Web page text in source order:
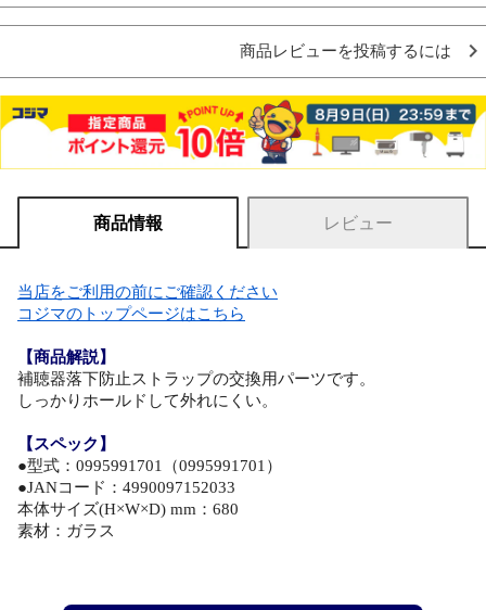
商品レビューを投稿するには
商品情報 レビュー
当店をご利用の前にご確認ください
コジマのトップページはこちら
【商品解説】
補聴器落下防止ストラップの交換用パーツです。
しっかりホールドして外れにくい。
【スペック】
●型式：0995991701（0995991701）
●JANコード：4990097152033
本体サイズ(H×W×D) mm：680
素材：ガラス